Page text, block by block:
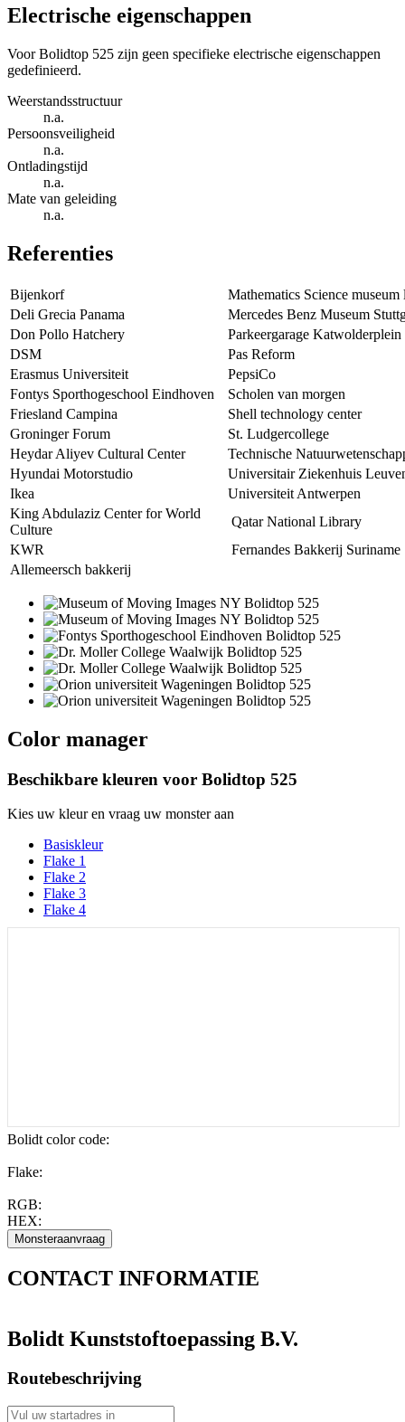
Electrische eigenschappen
Voor Bolidtop 525 zijn geen specifieke electrische eigenschappen
gedefinieerd.
Weerstandsstructuur
n.a.
Persoonsveiligheid
n.a.
Ontladingstijd
n.a.
Mate van geleiding
n.a.
Referenties
Bijenkorf
Mathematics Science museum
Deli Grecia Panama
Mercedes Benz Museum
Don Pollo Hatchery
Parkeergarage
DSM
Pas Reform
Erasmus Universiteit
PepsiCo
Fontys Sporthogeschool Eindhoven
Scholen van morgen
Friesland Campina
Shell technology center
Groninger Forum
St. Ludgercollege
Heydar Aliyev Cultural Center
Technische
Hyundai Motorstudio
Universitair Ziekenhuis
Ikea
Universiteit Antwerpen
King Abdulaziz Center for World
Culture
Qatar National Library
KWR
Fernandes Bakkerij Suriname
Allemeersch bakkerij
Color manager
Beschikbare kleuren voor Bolidtop 525
Kies uw kleur en vraag uw monster aan
Basiskleur
Flake 1
Flake 2
Flake 3
Flake 4
Bolidt color code:
Flake:
RGB:
HEX:
CONTACT INFORMATIE
Bolidt Kunststoftoepassing B.V.
Routebeschrijving